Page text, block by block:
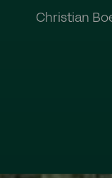
Christian